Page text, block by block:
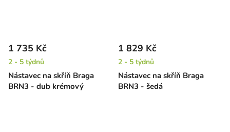
Nástavec na skříň Braga
BRN3 - dub krémový
1 735 Kč
2 - 5 týdnů
Nástavec na skříň Braga
BRN3 - šedá
1 829 Kč
2 - 5 týdnů